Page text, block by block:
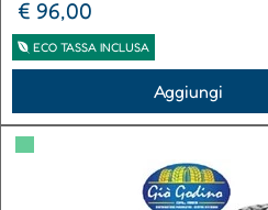
€ 96,00
ECO TASSA INCLUSA
Aggiungi
▀